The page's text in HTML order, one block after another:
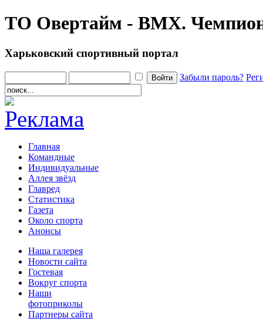
ТО Овертайм - ВМХ.
Харьковский спортивный портал
Забыли пароль?
Главная
Командные
Индивидуальные
Аллея звёзд
Главред
Статистика
Газета
Около спорта
Анонсы
Наша галерея
Новости сайта
Гостевая
Вокруг спорта
Наши
фотоприколы
Партнеры сайта